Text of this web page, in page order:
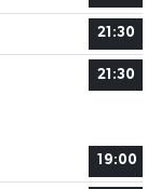
21:30
21:30
19:00